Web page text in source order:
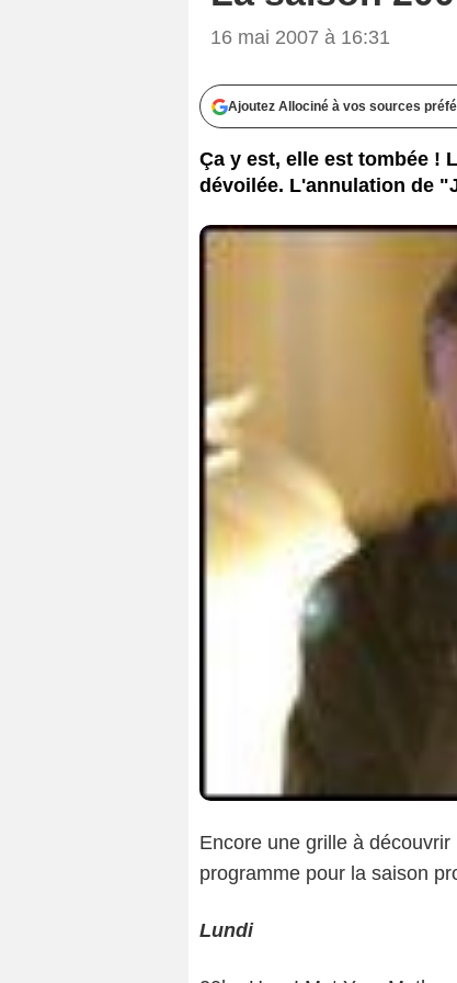
16 mai 2007 à 16:31
Ajoutez Allociné à vos sources
Ça y est, elle est tombée !
dévoilée. L'annulation de
Encore une grille à
programme pour la saison
Lundi